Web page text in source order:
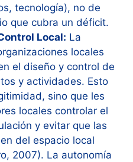
tecnología), no de
que cubra un déficit.
Local: La
locales
el diseño y control de
y actividades. Esto
sino que les
locales controlar el
y evitar que las
del espacio local
2007). La autonomía